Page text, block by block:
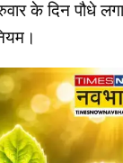
के दिन पौधे